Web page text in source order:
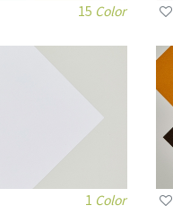
15 Color
1 Color